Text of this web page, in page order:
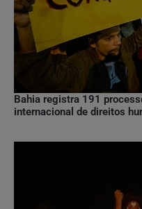
Bahia registra 191
internacional de direitos